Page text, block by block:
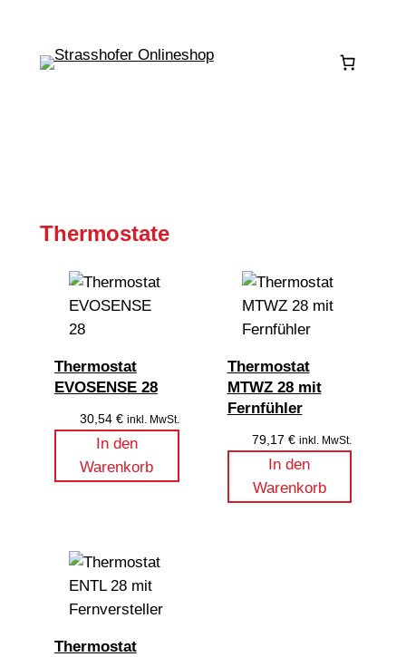
Thermostate
Thermostat
EVOSENSE 28
30,54 € inkl. MwSt.
In den
Warenkorb
Thermostat
MTWZ 28 mit
Fernfühler
79,17€ inkl. MwSt.
In den
Warenkorb
Thermostat